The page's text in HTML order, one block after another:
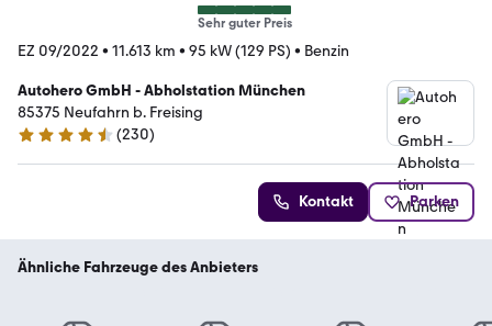
Sehr guter Preis
EZ 09/2022 • 11.613 km • 95 kW (129 PS) • Benzin
Autohero GmbH - Abholstation München
85375 Neufahrn b. Freising
4.4 Sterne
(230)
Kontakt Parken
Ähnliche Fahrzeuge des Anbieters